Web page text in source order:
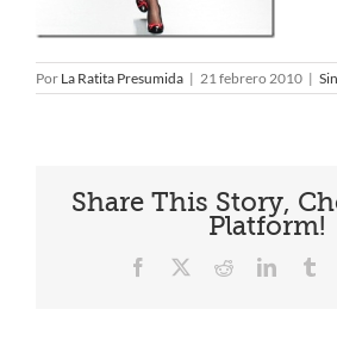
Por La Ratita Presumida | 21 febrero 2010 |
Share This Story,
Platform!
Facebook RedditLinkedIn